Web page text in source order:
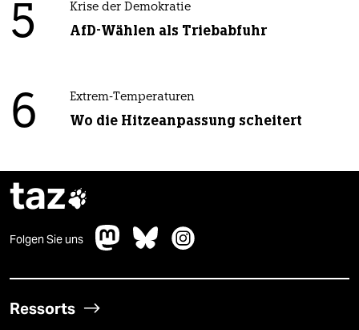
5 Krise der Demokratie
AfD-Wählen als Triebabfuhr
6 Extrem-Temperaturen
Wo die Hitzeanpassung scheitert
taz
Folgen Sie uns
Ressorts